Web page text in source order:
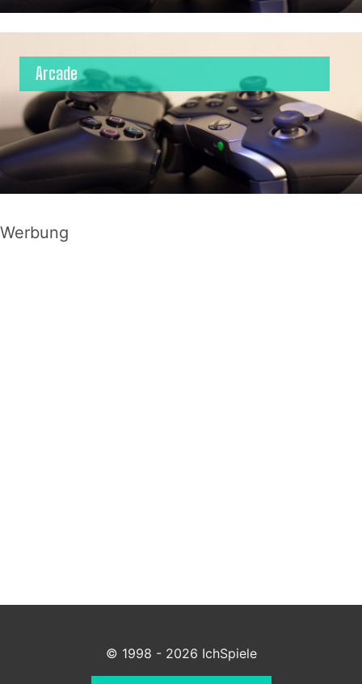
Arcade
Werbung
© 1998 - 2026 IchSpiele